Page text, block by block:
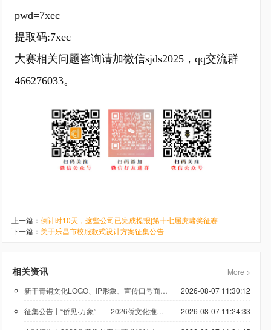
pwd=7xec
提取码:7xec
大赛相关问题咨询请加微信sjds2025，qq交流群
466276033。
上一篇： 倒计时10天，这些公司已完成提报|第十七届虎啸奖征赛
下一篇： 关于乐昌市校服款式设计方案征集公告
相关资讯
More >
新干青铜文化LOGO、IP形象、宣传口号面向全社会公开征集
2026-08-07 11:30:12
征集公告丨“侨见·万象”——2026侨文化推广原创设计专项赛
2026-08-07 11:24:33